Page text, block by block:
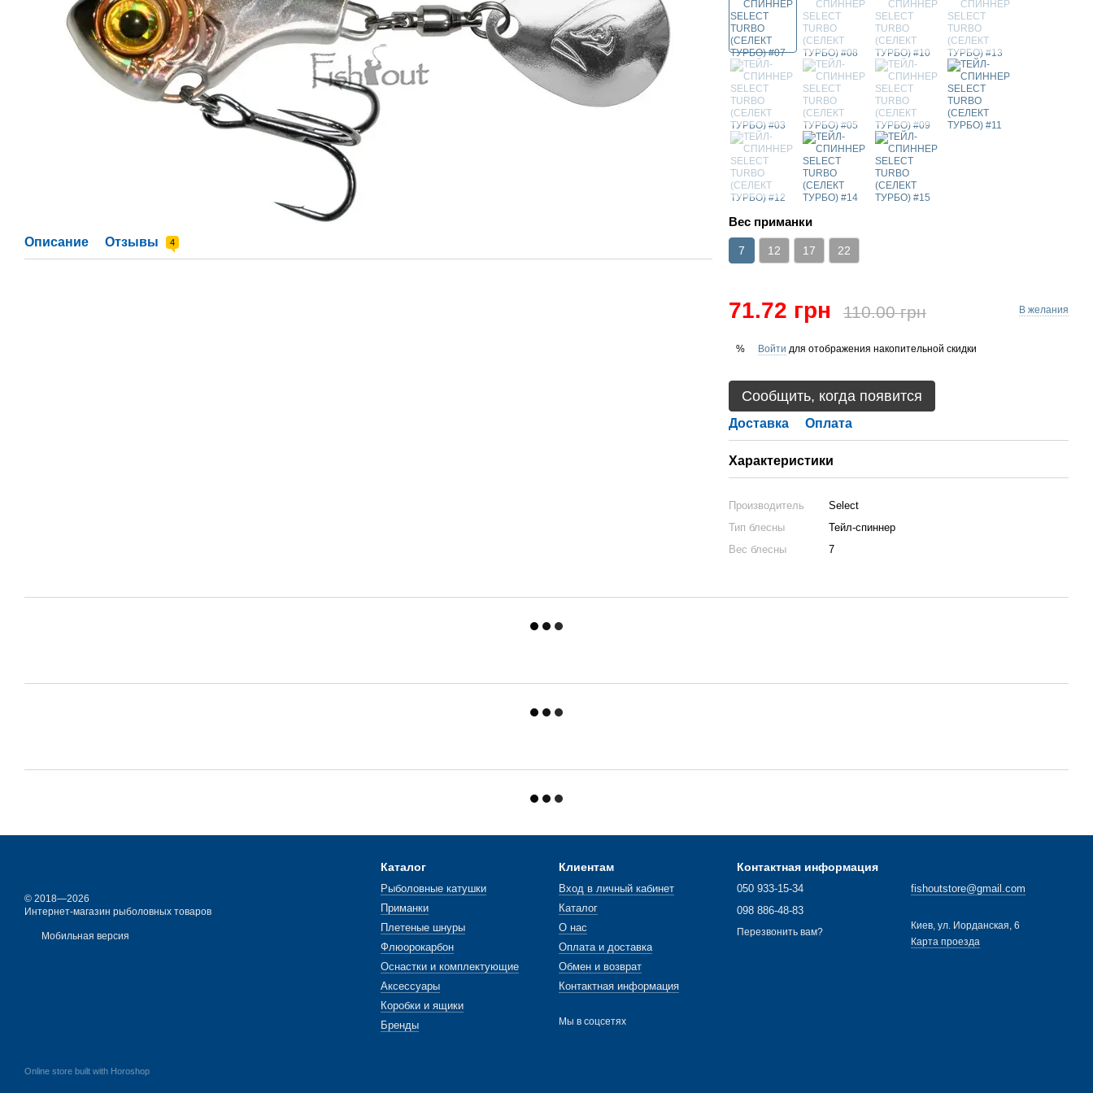
Описание Отзывы 4
Вес приманки
7 12 17 22
71.72 грн 110.00 грн В желания
% Войти для отображения накопительной скидки
Сообщить, когда появится
Доставка Оплата
Характеристики
Производитель
Select
Тип блесны
Тейл-спиннер
Вес блесны
7
© 2018—2026
Интернет-магазин рыболовных товаров
Мобильная версия
Online store built with Horoshop
Каталог
Рыболовные катушки
Приманки
Плетеные шнуры
Флюорокарбон
Оснастки и комплектующие
Аксессуары
Коробки и ящики
Бренды
Клиентам
Вход в личный кабинет
Каталог
О нас
Оплата и доставка
Обмен и возврат
Контактная информация
Мы в соцсетях
Контактная информация
050 933-15-34
098 886-48-83
Перезвонить вам?
fishoutstore@gmail.com
Киев, ул. Иорданская, 6
Карта проезда